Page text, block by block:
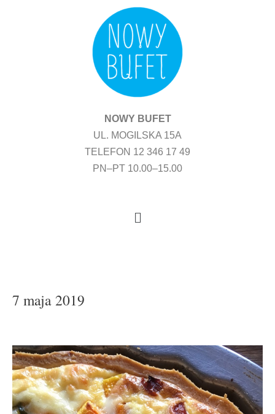
NOWY BUFET
UL. MOGILSKA 15A
TELEFON 12 346 17 49
PN–PT 10.00–15.00
Menu
7 maja 2019